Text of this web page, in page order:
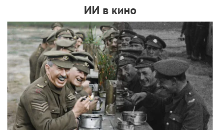
ИИ в кино